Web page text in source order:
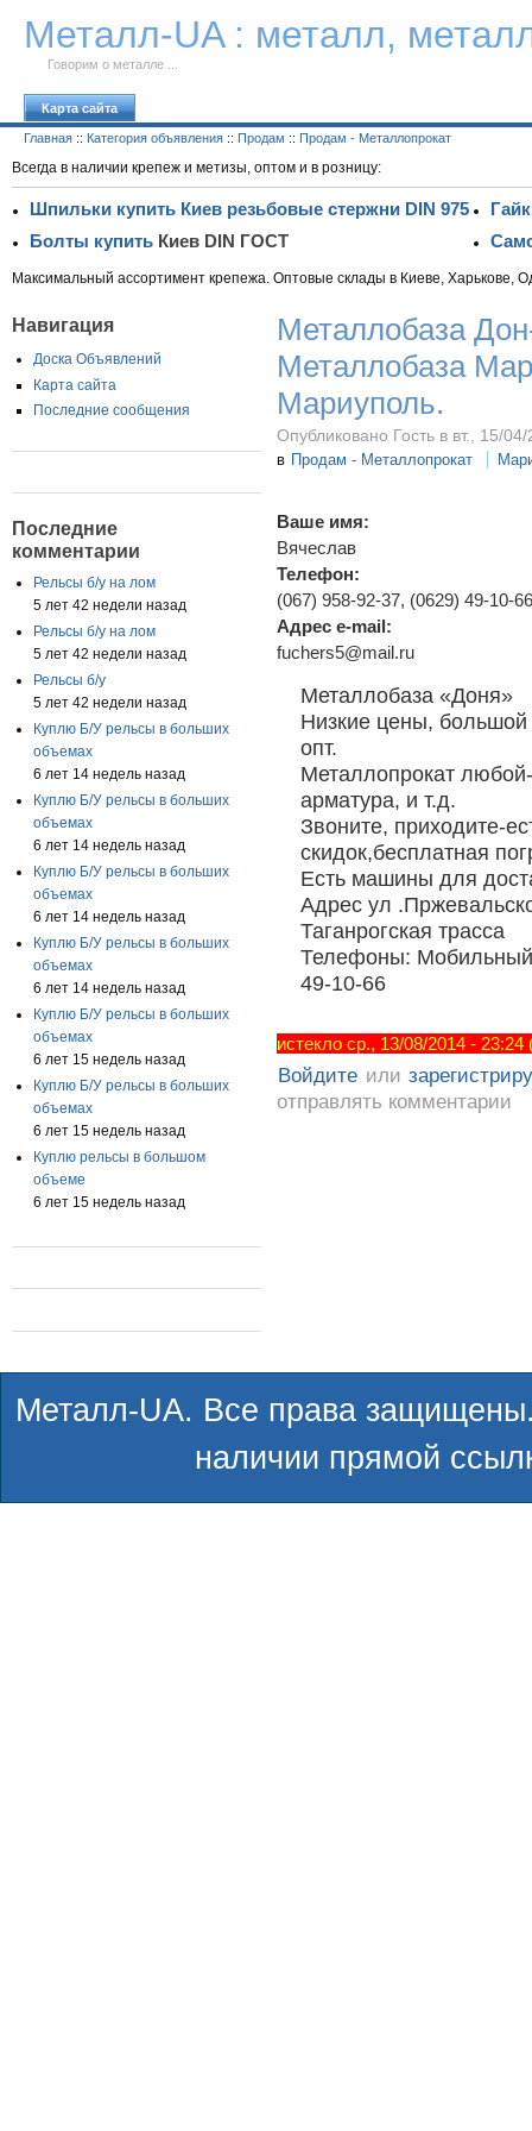
Металл-UA : металл,
Говорим о металле ...
Карта сайта
Главная :: Категория объявления :: Продам :: Продам - Металлопрокат
Всегда в наличии крепеж и метизы, оптом и в розницу:
Шпильки купить Киев резьбовые стержни DIN 975
Болты купитьКиев DIN ГОСТ
Максимальный ассортимент крепежа. Оптовые склады в Киеве, Харькове,
Навигация
Доска Объявлений
Карта сайта
Последние сообщения
Последние
комментарии
Рельсы б/у на лом
5 лет 42 недели назад
Рельсы б/у на лом
5 лет 42 недели назад
Рельсы б/у
5 лет 42 недели назад
Куплю Б/У рельсы в больших
объемах
6 лет 14 недель назад
Куплю Б/У рельсы в больших
объемах
6 лет 14 недель назад
Куплю Б/У рельсы в больших
объемах
6 лет 14 недель назад
Куплю Б/У рельсы в больших
объемах
6 лет 14 недель назад
Куплю Б/У рельсы в больших
объемах
6 лет 15 недель назад
Куплю Б/У рельсы в больших
объемах
6 лет 15 недель назад
Куплю рельсы в большом
объеме
6 лет 15 недель назад
Металлобаза
Металлобаза
Мариуполь.
Опубликовано Гость в вт., 15/
в Продам - Металлопрокат
Ваше имя:
Вячеслав
Телефон:
(067) 958-92-37, (0629) 49-10-66
Адрес e-mail:
fuchers5@mail.ru
Металлобаза «Доня»
Низкие цены, большой
опт.
Металлопрокат
арматура, и т.д.
Звоните, приходите-
скидок,бесплатная
Есть машины для
Адрес ул
Таганрогская трасса
Телефоны: Мобильный
49-10-66
истекло ср., 13/08/2014 -
Войдите или
отправлять комментарии
Металл-UA. Все права
наличии прямой